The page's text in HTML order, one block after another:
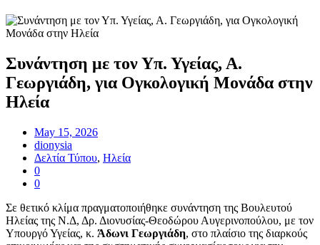
Συνάντηση με τον Υπ. Υγείας, Α.
Γεωργιάδη, για Ογκολογική Μονάδα στην
Ηλεία
May 15, 2026
dionysia
Δελτία Τύπου, Ηλεία
0
0
Σε θετικό κλίμα πραγματοποιήθηκε συνάντηση της Βουλευτού
Ηλείας της Ν.Δ, Δρ. Διονυσίας-Θεοδώρου Αυγερινοπούλου, με τον
Υπουργό Υγείας, κ. Άδωνι Γεωργιάδη, στο πλαίσιο της διαρκούς